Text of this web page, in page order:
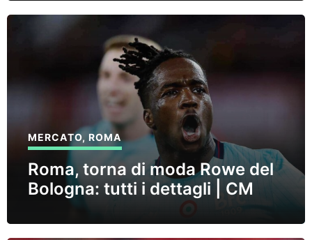
MERCATO, ROMA
Roma, torna di moda Rowe del
Bologna: tutti i dettagli | CM